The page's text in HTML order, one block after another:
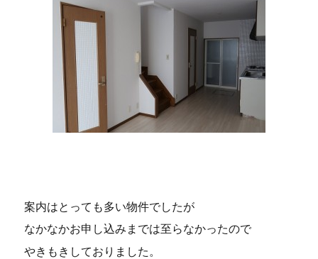
案内はとっても多い物件でしたが
なかなかお申し込みまでは至らなかったので
やきもきしておりました。